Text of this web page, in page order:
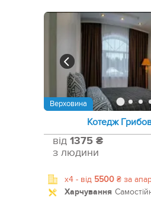
Верховина
Котедж
від 1375 ₴
з людини
x4 - від 5500 ₴ за
Харчування